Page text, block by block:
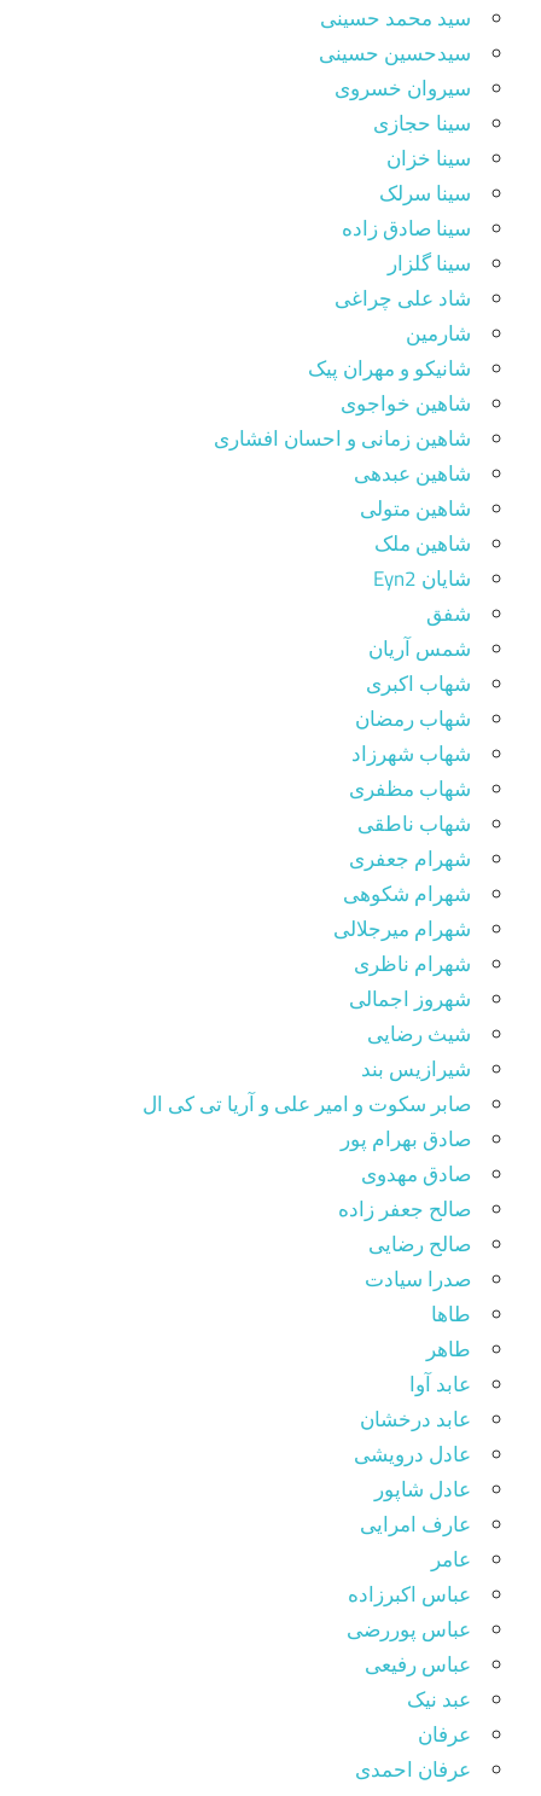
سید محمد حسینی
سیدحسین حسینی
سیروان خسروی
سینا حجازی
سینا خزان
سینا سرلک
سینا صادق زاده
سینا گلزار
شاد علی چراغی
شارمین
شانیکو و مهران پیک
شاهین خواجوی
شاهین زمانی و احسان افشاری
شاهین عبدهی
شاهین متولی
شاهین ملک
شایان Eyn2
شفق
شمس آریان
شهاب اکبری
شهاب رمضان
شهاب شهرزاد
شهاب مظفری
شهاب ناطقی
شهرام جعفری
شهرام شکوهی
شهرام میرجلالی
شهرام ناظری
شهروز اجمالی
شیث رضایی
شیرازیس بند
صابر سکوت و امیر علی و آریا تی کی ال
صادق بهرام پور
صادق مهدوی
صالح جعفر زاده
صالح رضایی
صدرا سیادت
طاها
طاهر
عابد آوا
عابد درخشان
عادل درویشی
عادل شاپور
عارف امرایی
عامر
عباس اکبرزاده
عباس پوررضی
عباس رفیعی
عبد نیک
عرفان
عرفان احمدی